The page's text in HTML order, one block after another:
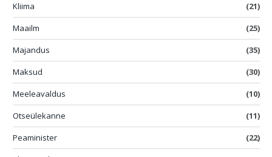
Kliima
(21)
Maailm
(25)
Majandus
(35)
Maksud
(30)
Meeleavaldus
(10)
Otseülekanne
(11)
Peaminister
(22)